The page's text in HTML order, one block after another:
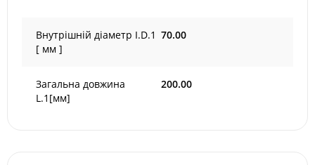
Внутрішній діаметр I.D.1
[ мм ]
70.00
Загальна довжина
L.1[мм]
200.00